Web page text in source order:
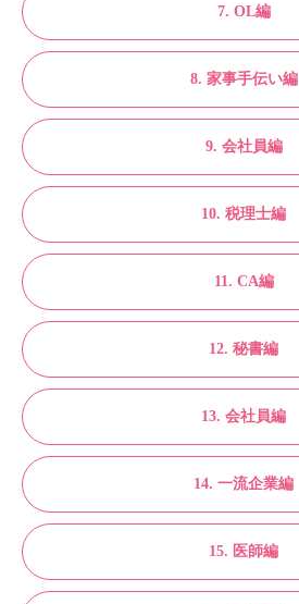
7. OL編
8. 家事手伝い編
9. 会社員編
10. 税理士編
11. CA編
12. 秘書編
13. 会社員編
14. 一流企業編
15. 医師編